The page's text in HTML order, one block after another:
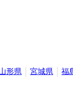
形県 宮城県 福